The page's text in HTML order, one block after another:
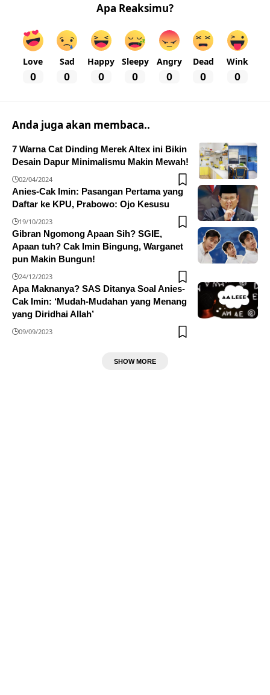
Apa Reaksimu?
Love
0
Sad
0
Happy
0
Sleepy
0
Angry
0
Dead
0
Wink
0
Anda juga akan membaca..
7 Warna Cat Dinding Merek Altex ini Bikin
Desain Dapur Minimalismu Makin Mewah!
02/04/2024
Anies-Cak Imin: Pasangan Pertama yang
Daftar ke KPU, Prabowo: Ojo Kesusu
19/10/2023
Gibran Ngomong Apaan Sih? SGIE,
Apaan tuh? Cak Imin Bingung, Warganet
pun Makin Bungun!
24/12/2023
Apa Maknanya? SAS Ditanya Soal Anies-
Cak Imin: ‘Mudah-Mudahan yang Menang
yang Diridhai Allah’
09/09/2023
SHOW MORE